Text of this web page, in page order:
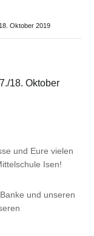
Oktober 2019
18. Oktober
und Eure vielen
Isen!
und unseren